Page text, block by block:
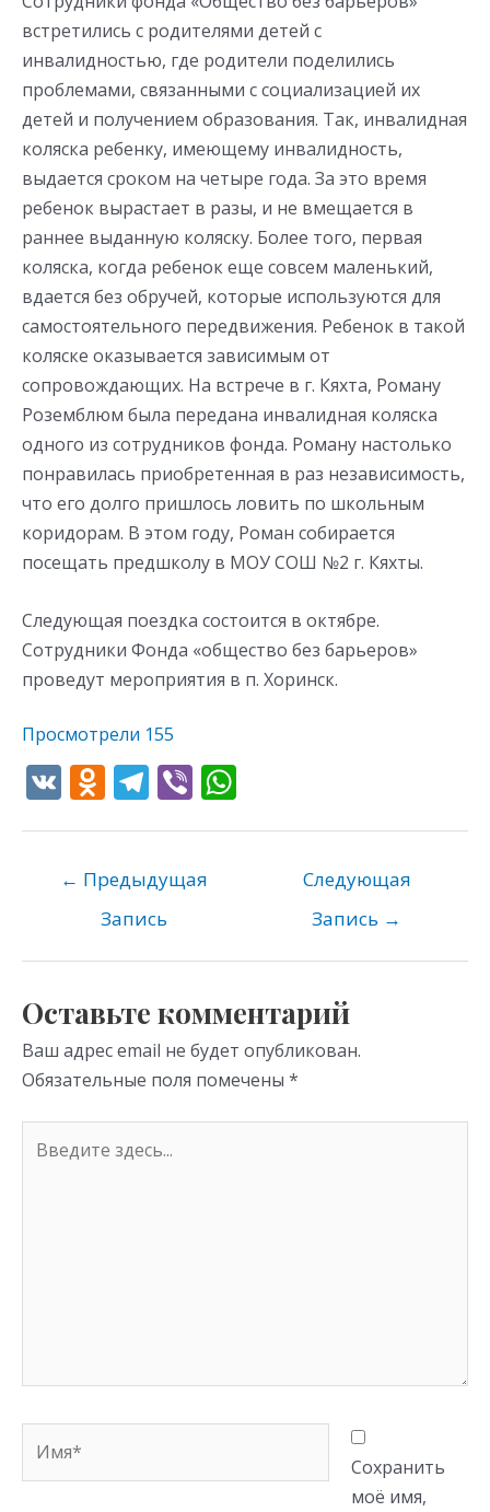
встретились с родителями детей с
инвалидностью, где родители поделились
проблемами, связанными с социализацией их
детей и получением образования. Так, инвалидная
коляска ребенку, имеющему инвалидность,
выдается сроком на четыре года. За это время
ребенок вырастает в разы, и не вмещается в
раннее выданную коляску. Более того, первая
коляска, когда ребенок еще совсем маленький,
вдается без обручей, которые используются для
самостоятельного передвижения. Ребенок в такой
коляске оказывается зависимым от
сопровождающих. На встрече в г. Кяхта, Роману
Роземблюм была передана инвалидная коляска
одного из сотрудников фонда. Роману настолько
понравилась приобретенная в раз независимость,
что его долго пришлось ловить по школьным
коридорам. В этом году, Роман собирается
посещать предшколу в МОУ СОШ №2 г. Кяхты.
Следующая поездка состоится в октябре.
Сотрудники Фонда «общество без барьеров»
проведут мероприятия в п. Хоринск.
Просмотрели 155
V O
o
kl
as
ni
ki
T
gr
a
m
Vi
p
← Предыдущая
Запись
Следующая
Запись →
Оставьте комментарий
Ваш адрес email не будет опубликован.
Обязательные поля помечены *
здесь...
Сохранить
моё имя,